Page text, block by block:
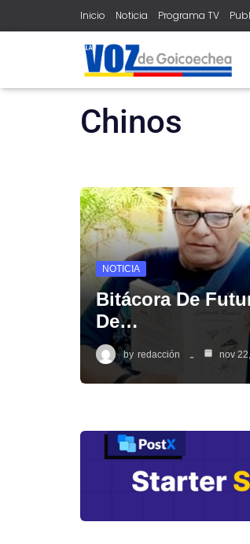
Inicio Noticia Programa TV
home chinos
Chinos
NOTICIA
Bitácora De
De…
by redacción nov